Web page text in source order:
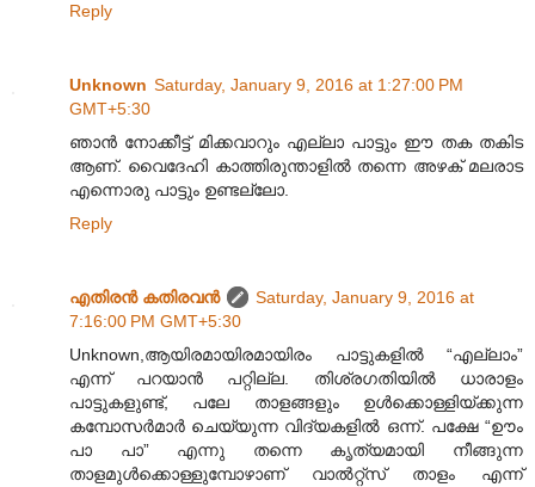
Reply
Unknown Saturday, January 9, 2016 at 1:27:00 PM
GMT+5:30
ഞാൻ നോക്കീട്ട് മിക്കവാറും എല്ലാ പാട്ടും ഈ തക തകിട
ആണ്. വൈദേഹി കാത്തിരുന്താളിൽ തന്നെ അഴക് മലരാട
എന്നൊരു പാട്ടും ഉണ്ടല്ലോ.
Reply
എതിരന്‍ കതിരവന്‍
Saturday, January 9, 2016 at
7:16:00 PM GMT+5:30
Unknown,ആയിരമായിരമായിരം പാട്ടുകളിൽ “എല്ലാം”
എന്ന് പറയാൻ പറ്റില്ല. തിശ്രഗതിയിൽ ധാരാളം
പാട്ടുകളുണ്ട്, പലേ താളങ്ങളും ഉൾക്കൊള്ളിയ്ക്കുന്ന
കമ്പോസർമാർ ചെയ്യുന്ന വിദ്യകളിൽ ഒന്ന്. പക്ഷേ “ഊം
പാ പാ” എന്നു തന്നെ കൃത്യമായി നീങ്ങുന്ന
താളമുൾക്കൊള്ളുമ്പോഴാണ് വാൽറ്റ്സ് താളം എന്ന്